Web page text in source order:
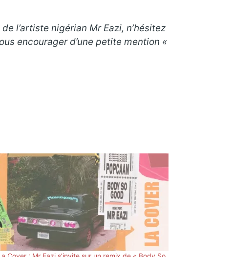
l’artiste nigérian Mr Eazi, n’hésitez
encourager d’une petite mention «